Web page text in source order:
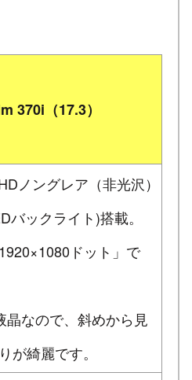
370i（17.3）
ノングレア（非光沢）
バックライト)搭載。
ドット」で
晶なので、斜めから見
が綺麗です。